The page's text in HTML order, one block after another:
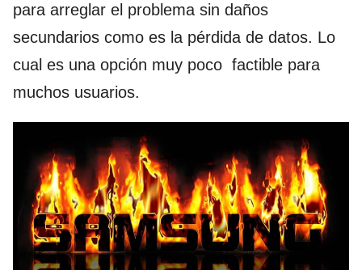
para arreglar el problema sin daños
secundarios como es la pérdida de datos. Lo
cual es una opción muy poco factible para
muchos usuarios.